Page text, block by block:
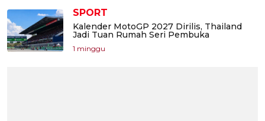
SPORT
Kalender MotoGP 2027 Dirilis, Thailand
Jadi Tuan Rumah Seri Pembuka
1 minggu